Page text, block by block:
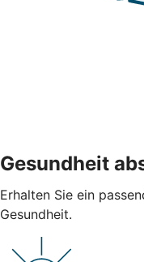
Gesundheit
Erhalten Sie ein
Gesundheit.